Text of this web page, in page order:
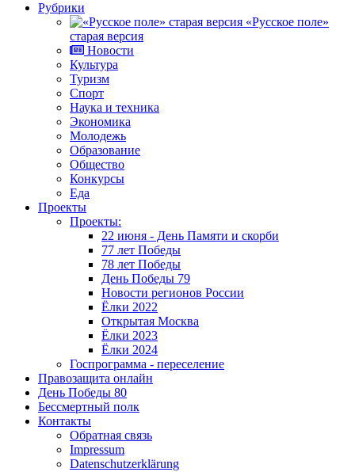
Рубрики
«Русское поле»
старая версия
Новости
Культура
Туризм
Спорт
Наука и техника
Экономика
Молодежь
Образование
Общество
Конкурсы
Еда
Проекты
Проекты:
22 июня - День Памяти и скорби
77 лет Победы
78 лет Победы
День Победы 79
Новости регионов России
Ёлки 2022
Открытая Москва
Ёлки 2023
Ёлки 2024
Госпрограмма - переселение
Правозащита онлайн
День Победы 80
Бессмертный полк
Контакты
Обратная связь
Impressum
Datenschutzerklärung